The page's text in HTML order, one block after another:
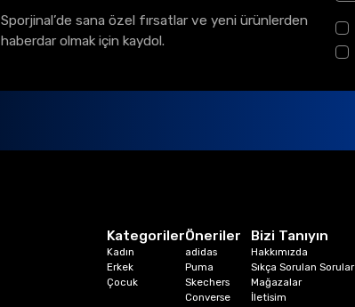
Sporjinal’de sana özel fırsatlar ve yeni ürünlerden
haberdar olmak için kaydol.
Kategoriler
Kadın
Erkek
Çocuk
Öneriler
adidas
Puma
Skechers
Converse
Bizi Tanıyın
Hakkımızda
Sıkça Sorulan Sorular
Mağazalar
İletisim